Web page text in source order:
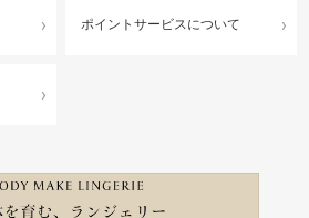
ポイントサービスについて